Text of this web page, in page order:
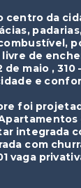
centro da
de
de maio , 310
e
foi
integrada
com
vaga